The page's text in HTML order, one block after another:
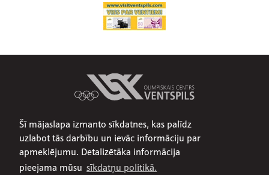
Šī mājaslapa izmanto sīkdatnes, kas palīdz
uzlabot tās darbību un ievāc informāciju par
apmeklējumu. Detalizētāka informācija
pieejama mūsu sīkdatņu politikā.
Par mums
Publiskojamā informācija
Iepirkumi